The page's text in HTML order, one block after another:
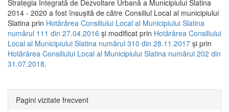
Strategia Integrată de Dezvoltare Urbană a Municipiului Slatina
2014 - 2020 a fost însuşită de către Consiliul Local al municipiului
Slatina prin Hotărârea Consiliului Local al Municipiului Slatina
numărul 111 din 27.04.2016 și modificat prin Hotărârea Consiliului
Local al Municipiului Slatina numărul 310 din 28.11.2017 și prin
Hotărârea Consiliului Local al Municipiului Slatina numărul 202 din
31.07.2018.
Pagini vizitate frecvent